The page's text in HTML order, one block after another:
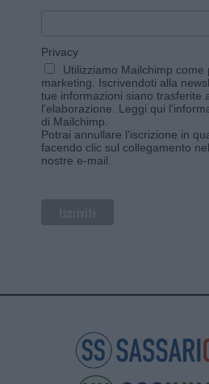
Privacy
Utilizziamo Mailchimp come
marketing. Iscrivendoti alla
tue informazioni siano trasferite
l'elaborazione. Leggi qui
di Mailchimp
Potrai annullare l'iscrizione in
facendo clic sul collegamento
nostre e-mail.